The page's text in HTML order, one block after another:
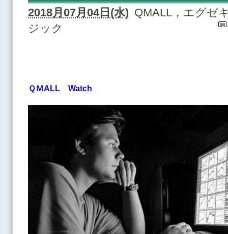
2018月07月04日(水) QMALL，エグゼ
ジック
ＱＭALL Watch